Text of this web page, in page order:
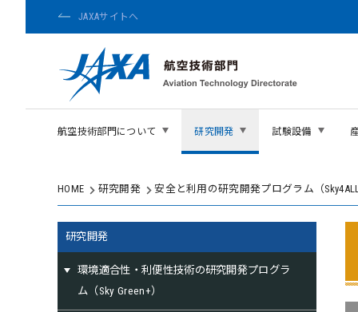
JAXAサイトへ
航空技術部門について 研究開発 試験設備
HOME 研究開発 安全と利用の研究開発プログラム（
研究開発
環境適合性・利便性技術の研究開発プログラ
ム（Sky Green+）